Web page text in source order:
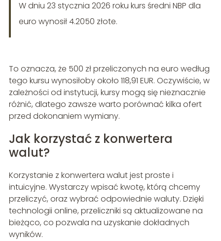
W dniu 23 stycznia 2026 roku kurs średni NBP dla
euro wynosił 4.2050 złote.
To oznacza, że 500 zł przeliczonych na euro według
tego kursu wynosiłoby około 118,91 EUR. Oczywiście, w
zależności od instytucji, kursy mogą się nieznacznie
różnić, dlatego zawsze warto porównać kilka ofert
przed dokonaniem wymiany.
Jak korzystać z konwertera
walut?
Korzystanie z konwertera walut jest proste i
intuicyjne. Wystarczy wpisać kwotę, którą chcemy
przeliczyć, oraz wybrać odpowiednie waluty. Dzięki
technologii online, przeliczniki są aktualizowane na
bieżąco, co pozwala na uzyskanie dokładnych
wyników.